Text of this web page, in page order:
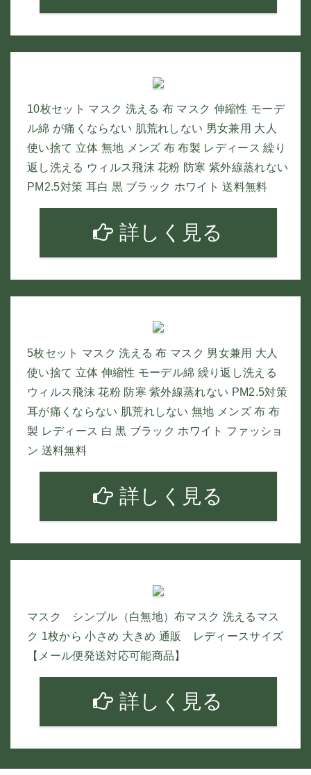
10枚セット マスク 洗える 布 マスク 伸縮性 モーデ
ル綿 が痛くならない 肌荒れしない 男女兼用 大人
使い捨て 立体 無地 メンズ 布 布製 レディース 繰り
返し洗える ウィルス飛沫 花粉 防寒 紫外線蒸れない
PM2.5対策 耳白 黒 ブラック ホワイト 送料無料
詳しく見る
5枚セット マスク 洗える 布 マスク 男女兼用 大人
使い捨て 立体 伸縮性 モーデル綿 繰り返し洗える
ウィルス飛沫 花粉 防寒 紫外線蒸れない PM2.5対策
耳が痛くならない 肌荒れしない 無地 メンズ 布 布
製 レディース 白 黒 ブラック ホワイト ファッショ
ン 送料無料
詳しく見る
マスク シンプル（白無地）布マスク 洗えるマス
ク 1枚から 小さめ 大きめ 通販 レディースサイズ
【メール便発送対応可能商品】
詳しく見る